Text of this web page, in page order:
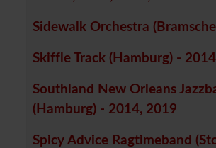
Sidewalk Orchestra
Skiffle Track (Hamburg) -
Southland New Orleans
(Hamburg) - 2014, 2019
Spicy Advice Ragtimeband